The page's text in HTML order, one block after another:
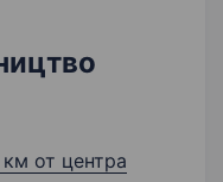
км от центра